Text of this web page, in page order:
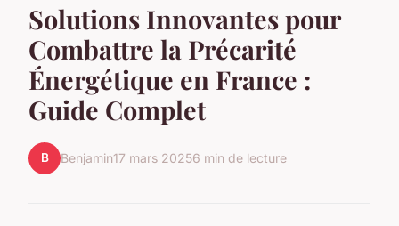
Solutions Innovantes pour
Combattre la Précarité
Énergétique en France :
Guide Complet
B Benjamin17 mars 20256 min de lecture